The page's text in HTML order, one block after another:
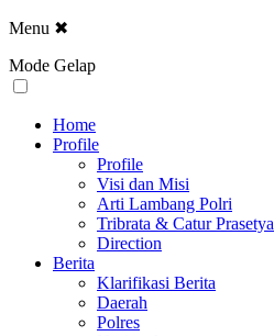
Menu ✖
Mode Gelap
Home
Profile
Profile
Visi dan Misi
Arti Lambang Polri
Tribrata & Catur Prasetya
Direction
Berita
Klarifikasi Berita
Daerah
Polres